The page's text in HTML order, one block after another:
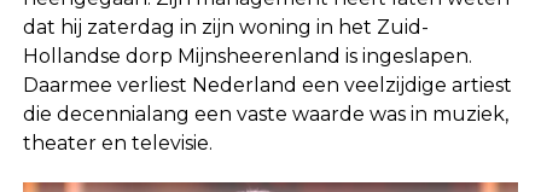
In First Dates worden singles gekoppeld voor een
diner, waarbij ze elkaar voor het eerst ontmoeten.
De show is beroemd om de eerlijke, vaak
ongemakkelijke interacties tussen de deelnemers.
dat hij zaterdag in zijn woning in het Zuid-
Hollandse dorp Mijnsheerenland is ingeslapen.
Daarmee verliest Nederland een veelzijdige artiest
die decennialang een vaste waarde was in muziek,
theater en televisie.